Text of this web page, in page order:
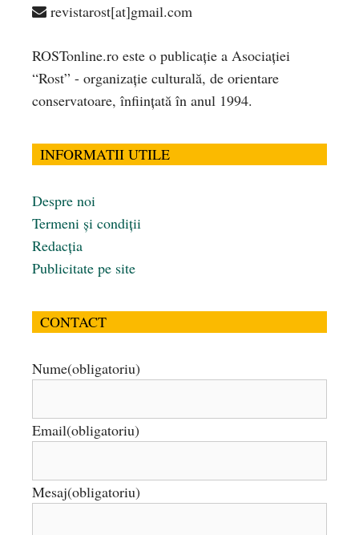
revistarost[at]gmail.com
ROSTonline.ro este o publicaţie a Asociaţiei
“Rost” - organizaţie culturală, de orientare
conservatoare, înfiinţată în anul 1994.
INFORMATII UTILE
Despre noi
Termeni și condiții
Redacția
Publicitate pe site
CONTACT
Nume(obligatoriu)
Email(obligatoriu)
Mesaj(obligatoriu)